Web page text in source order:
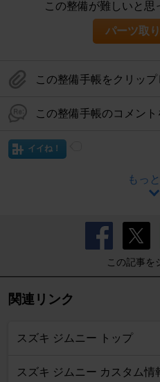
この整備が難しいと思
パーツ取
この整備手帳をクリップ
この整備手帳のコメント
イイね！
もっ
この記事を
関連リンク
スズキ ジムニー トップ
スズキ ジムニー カスタム情